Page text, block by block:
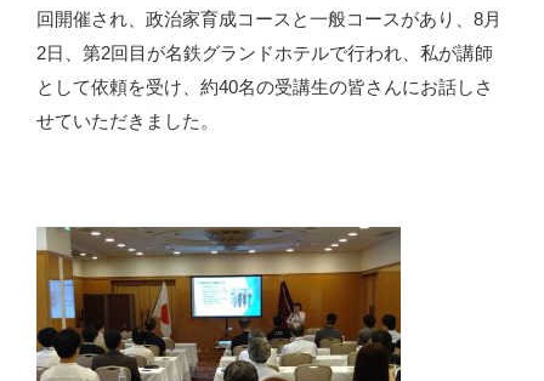
回開催され、政治家育成コースと一般コースがあり、8月
2日、第2回目が名鉄グランドホテルで行われ、私が講師
として依頼を受け、約40名の受講生の皆さんにお話しさ
せていただきました。